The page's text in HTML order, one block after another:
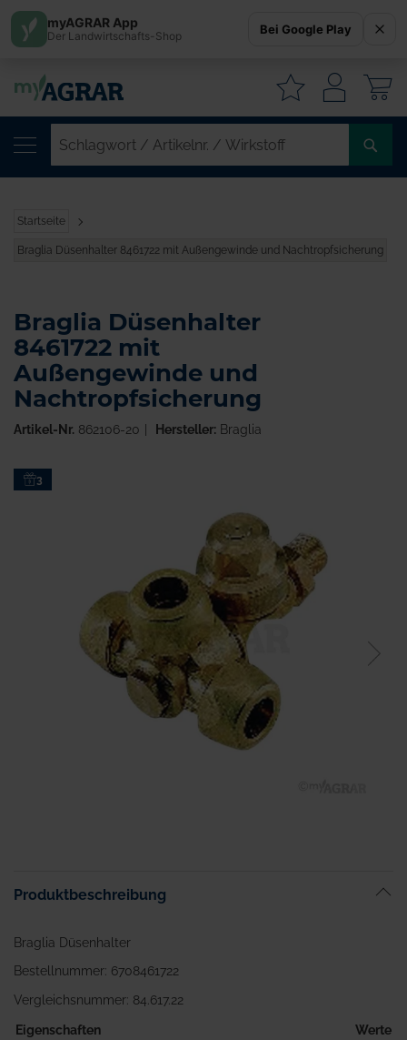
Startseite
Braglia Düsenhalter 8461722 mit Außengewinde und Nachtropfsicherung
Zum
Ende
3
Braglia Düsenhalter
8461722 mit
Außengewinde und
Nachtropfsicherung
Artikel-Nr. 862106-20 Hersteller:Braglia
Produktbeschreibung
Braglia Düsenhalter
Bestellnummer: 6708461722
Vergleichsnummer: 84.617.22
Eigenschaften
Werte
myAGRAR App
Der Landwirtschafts-Shop Bei Google Play